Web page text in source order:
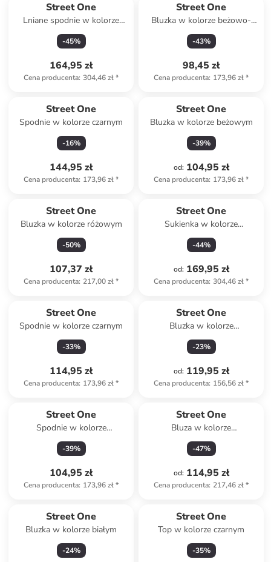
Street One
Lniane spodnie w kolorze
beżowym
-45%
164,95 zł
Cena producenta: 304,46 zł*
Street One
Bluzka w kolorze beżowo-
czarnym
-43%
98,45 zł
Cena producenta: 173,96 zł*
Street One
Spodnie w kolorze czarnym
-16%
144,95 zł
Cena producenta: 173,96 zł*
Street One
Bluzka w kolorze beżowym
-39%
od: 104,95 zł
Cena producenta: 173,96 zł*
Street One
Bluzka w kolorze różowym
-50%
107,37 zł
Cena producenta: 217,00 zł*
Street One
Sukienka w kolorze
bordowym
-44%
od: 169,95 zł
Cena producenta: 304,46 zł*
Street One
Spodnie w kolorze czarnym
-33%
114,95 zł
Cena producenta: 173,96 zł*
Street One
Bluzka w kolorze
ciemnofioletowym
-23%
od: 119,95 zł
Cena producenta: 156,56 zł*
Street One
Spodnie w kolorze
granatowym
-39%
104,95 zł
Cena producenta: 173,96 zł*
Street One
Bluza w kolorze
jasnoróżowym
-47%
od: 114,95 zł
Cena producenta: 217,46 zł*
Street One
Bluzka w kolorze białym
-24%
Street One
Top w kolorze czarnym
-35%